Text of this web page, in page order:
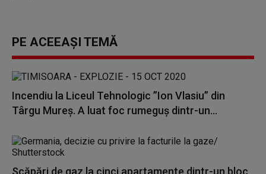
PE ACEEAȘI TEMĂ
Incendiu la Liceul Tehnologic ”Ion Vlasiu” din
Târgu Mureş. A luat foc rumeguş dintr-un...
Scăpări de gaz la cinci apartamente dintr-un bloc